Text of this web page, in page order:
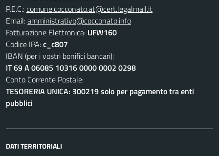
P.E.C.:comune.cocconato.at@cert.legalmail.it
Email:amministrativo@cocconato.info
Fatturazione Elettronica: UFW160
Codice IPA:c_c807
IBAN (per i vostri bonifici bancari):
IT 69 A 06085 10316 0000 0002 0298
Conto Corrente Postale:
TESORERIA UNICA: 300219 solo per pagamento tra enti
pubblici
DATI TERRITORIALI